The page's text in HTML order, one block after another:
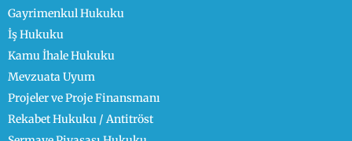
Gayrimenkul Hukuku
İş Hukuku
Kamu İhale Hukuku
Mevzuata Uyum
Projeler ve Proje Finansmanı
Rekabet Hukuku / Antitröst